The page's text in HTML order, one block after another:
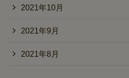
2021年10月
2021年9月
2021年8月